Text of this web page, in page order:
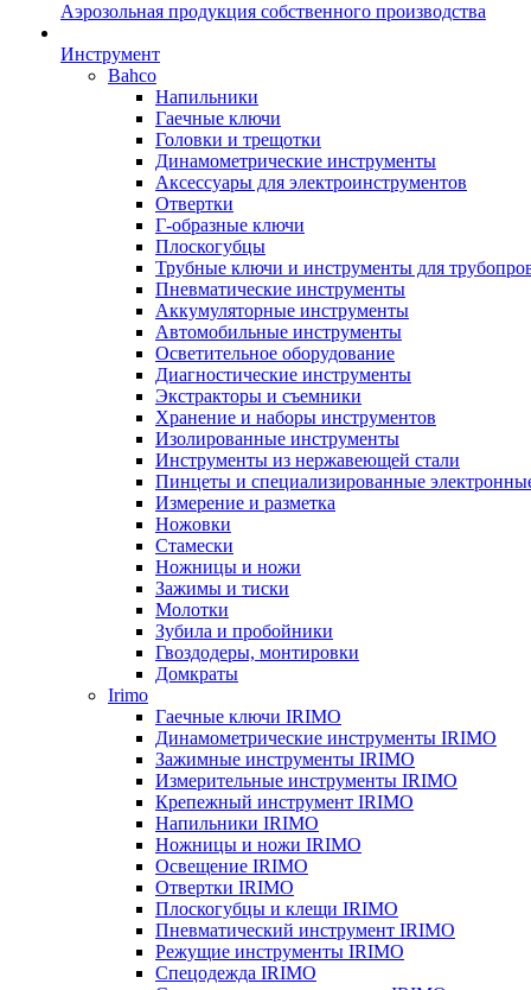
Аэрозольная продукция собственного производства
Инструмент
Bahco
Напильники
Гаечные ключи
Головки и трещотки
Динамометрические инструменты
Аксессуары для электроинструментов
Отвертки
Г-образные ключи
Плоскогубцы
Трубные ключи и инструменты для
Пневматические инструменты
Аккумуляторные инструменты
Автомобильные инструменты
Осветительное оборудование
Диагностические инструменты
Экстракторы и съемники
Хранение и наборы инструментов
Изолированные инструменты
Инструменты из нержавеющей стали
Пинцеты и специализированные
Измерение и разметка
Ножовки
Стамески
Ножницы и ножи
Зажимы и тиски
Молотки
Зубила и пробойники
Гвоздодеры, монтировки
Домкраты
Irimo
Гаечные ключи IRIMO
Динамометрические инструменты IRIMO
Зажимные инструменты IRIMO
Измерительные инструменты IRIMO
Крепежный инструмент IRIMO
Напильники IRIMO
Ножницы и ножи IRIMO
Освещение IRIMO
Отвертки IRIMO
Плоскогубцы и клещи IRIMO
Пневматический инструмент IRIMO
Режущие инструменты IRIMO
Спецодежда IRIMO